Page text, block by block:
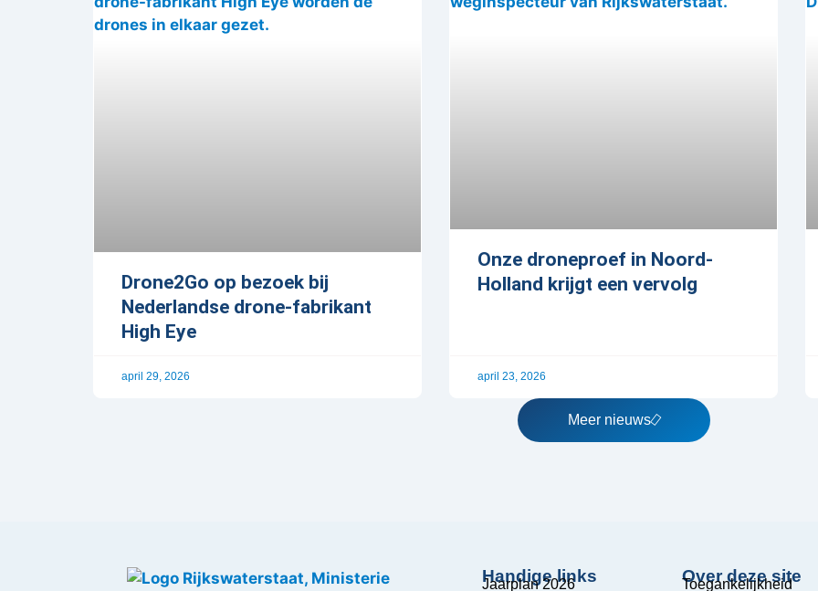
Drone2Go op bezoek bij
Nederlandse drone-fabrikant
High Eye
april 29, 2026
Onze droneproef in Noord-
Holland krijgt een vervolg
april 23, 2026
Meer nieuws
Handige links
Jaarplan 2026 Over deze site
Toegankelijkheid